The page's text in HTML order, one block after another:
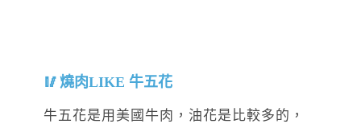
燒肉LIKE 牛五花
牛五花是用美國牛肉，油花是比較多的，